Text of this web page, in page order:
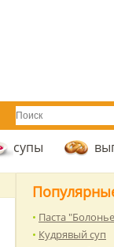
супы
Паста
Кудрявый суп